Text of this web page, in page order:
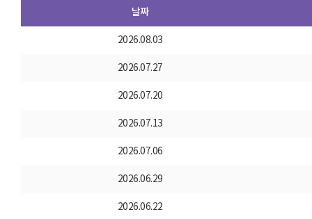
날짜
2026.08.03
2026.07.27
2026.07.20
2026.07.13
2026.07.06
2026.06.29
2026.06.22